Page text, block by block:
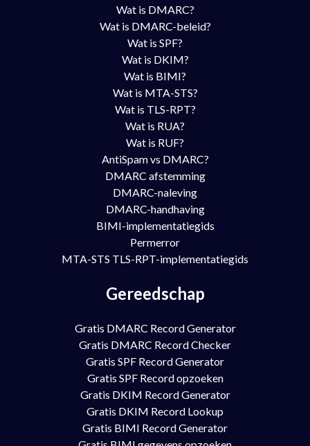
Wat is DMARC?
Wat is DMARC-beleid?
Wat is SPF?
Wat is DKIM?
Wat is BIMI?
Wat is MTA-STS?
Wat is TLS-RPT?
Wat is RUA?
Wat is RUF?
AntiSpam vs DMARC?
DMARC afstemming
DMARC-naleving
DMARC-handhaving
BIMI-implementatiegids
Permerror
MTA-STS TLS-RPT-implementatiegids
Gereedschap
Gratis DMARC Record Generator
Gratis DMARC Record Checker
Gratis SPF Record Generator
Gratis SPF Record opzoeken
Gratis DKIM Record Generator
Gratis DKIM Record Lookup
Gratis BIMI Record Generator